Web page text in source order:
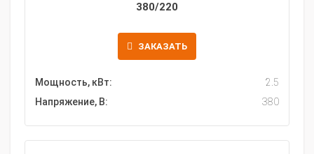
380/220
ЗАКАЗАТЬ
Мощность, кВт:
2.5
Напряжение, В:
380